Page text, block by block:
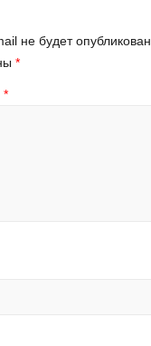
не будет опубликован.
*
*